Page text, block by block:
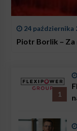
24 października
Piotr Borlik – Za
1